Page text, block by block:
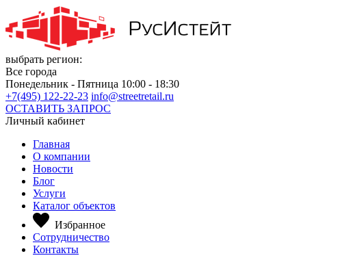
выбрать регион:
Все города
Понедельник - Пятница 10:00 - 18:30
+7(495) 122-22-23 info@streetretail.ru
ОСТАВИТЬ ЗАПРОС
Личный кабинет
Главная
О компании
Новости
Блог
Услуги
Каталог объектов
Избранное
Сотрудничество
Контакты